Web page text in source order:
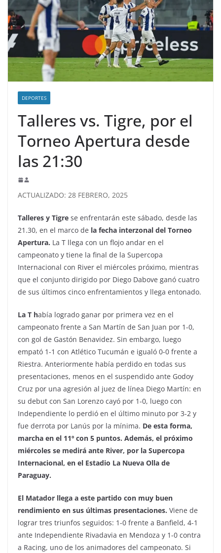
DEPORTES
Talleres vs. Tigre, por el
Torneo Apertura desde
las 21:30
ACTUALIZADO: 28 FEBRERO, 2025
Talleres y Tigre se enfrentarán este sábado, desde las
21.30, en el marco de la fecha interzonal del Torneo
Apertura. La T llega con un flojo andar en el
campeonato y tiene la final de la Supercopa
Internacional con River el miércoles próximo, mientras
que el conjunto dirigido por Diego Dabove ganó cuatro
de sus últimos cinco enfrentamientos y llega entonado.
La T había logrado ganar por primera vez en el
campeonato frente a San Martín de San Juan por 1-0,
con gol de Gastón Benavidez. Sin embargo, luego
empató 1-1 con Atlético Tucumán e igualó 0-0 frente a
Riestra. Anteriormente había perdido en todas sus
presentaciones, menos en el suspendido ante Godoy
Cruz por una agresión al juez de línea Diego Martín: en
su debut con San Lorenzo cayó por 1-0, luego con
Independiente lo perdió en el último minuto por 3-2 y
fue derrota por Lanús por la mínima. De esta forma,
marcha en el 11º con 5 puntos. Además, el próximo
miércoles se medirá ante River, por la Supercopa
Internacional, en el Estadio La Nueva Olla de
Paraguay.
El Matador llega a este partido con muy buen
rendimiento en sus últimas presentaciones. Viene de
lograr tres triunfos seguidos: 1-0 frente a Banfield, 4-1
ante Independiente Rivadavia en Mendoza y 1-0 contra
a Racing, uno de los animadores del campeonato. Si